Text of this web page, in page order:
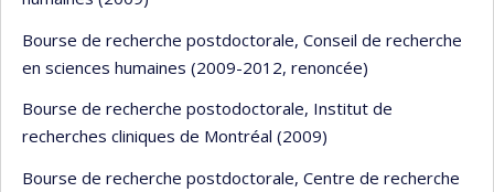
Bourse de recherche postdoctorale, Conseil de recherche
en sciences humaines (2009-2012, renoncée)
Bourse de recherche postodoctorale, Institut de
recherches cliniques de Montréal (2009)
Bourse de recherche postdoctorale, Centre de recherche